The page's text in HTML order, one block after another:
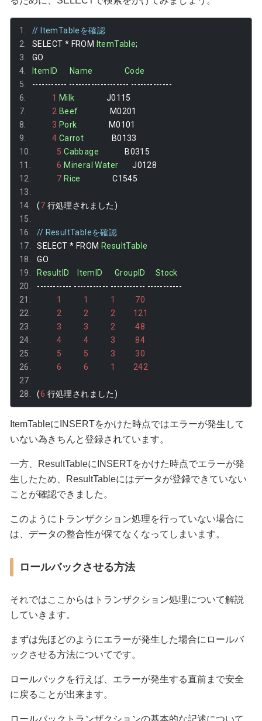
// ItemTableを確認
SELECT * FROM ItemTable;
GO
ItemID
Name
Code
----------- ------------------- -------------
1 Milk
                J0115
2 Beef
                M0201
3 Pork
                M0101
4 Carrot
              B0133
5 Cabbage
             B0315
6 Mineral Water
       J0128
7 Rice
                C1545
(7 行処理されました)
// ResultTableを確認
SELECT * FROM ResultTable
GO
ResultID
ItemID GroupID
Stock
----------- ----------- ----------- -----------
1
1 1
70
2
2 2
121
3
3 2
48
4
4 3
84
5
5 3
30
6
6 1 242
(6 行処理されました)
ItemTableにINSERTをかけた時点ではエラーが発生して
いない為きちんと登録されています。
一方、ResultTableにINSERTをかけた時点でエラーが発
生したため、ResultTableにはデータが登録できていない
ことが確認できました。
このようにトランザクション処理を行っていない場合に
は、データの整合性が保てなくなってしまいます。
ロールバックさせる方法
それではここからはトランザクション処理について解説
していきます。
まずは先ほどのようにエラーが発生した場合にロールバ
ックさせる方法についてです。
ロールバックを行えば、エラーが発生する直前まで安全
に戻ることが出来ます。
ロールバックトランザクションの基本的な記述について